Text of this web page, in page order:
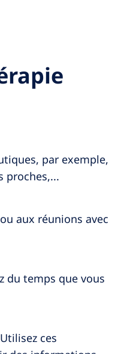
par exemple,
proches,...
aux réunions avec
du temps que vous
ces